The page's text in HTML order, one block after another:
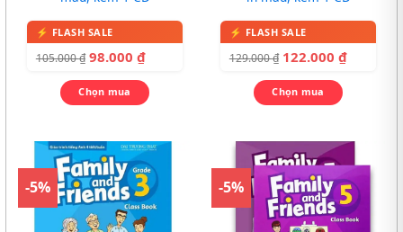
105.000₫ 98.000 ₫
Chọn mua
129.000₫ 122.000 ₫
Chọn mua
-5% -5%